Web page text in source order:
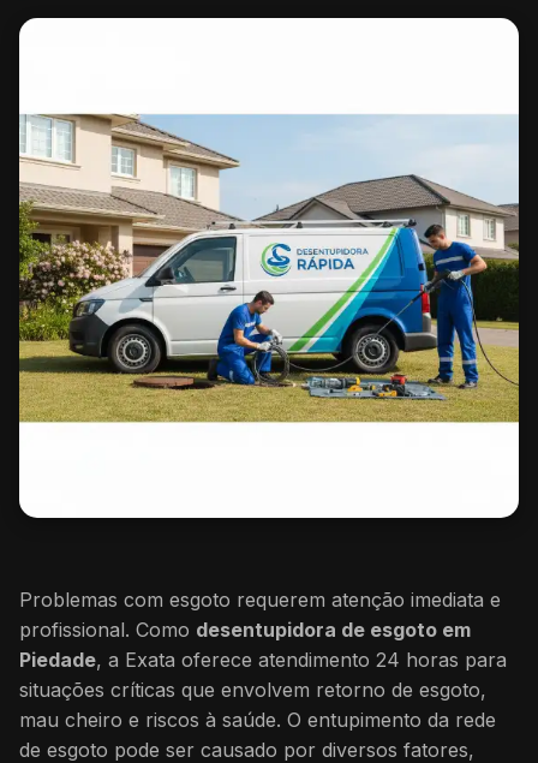
Problemas com esgoto requerem atenção imediata e
profissional. Como desentupidora de esgoto em
Piedade, a Exata oferece atendimento 24 horas para
situações críticas que envolvem retorno de esgoto,
mau cheiro e riscos à saúde. O entupimento da rede
de esgoto pode ser causado por diversos fatores,